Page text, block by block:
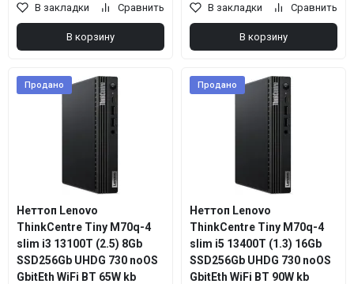
В закладки Сравнить
В корзину
В закладки Сравнить
В корзину
Продано
Неттоп Lenovo
ThinkCentre Tiny M70q-4
slim i3 13100T (2.5) 8Gb
SSD256Gb UHDG 730 noOS
GbitEth WiFi BT 65W kb
Продано
Неттоп Lenovo
ThinkCentre Tiny M70q-4
slim i5 13400T (1.3) 16Gb
SSD256Gb UHDG 730 noOS
GbitEth WiFi BT 90W kb